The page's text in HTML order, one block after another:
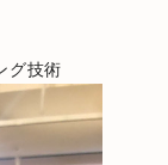
グ技術